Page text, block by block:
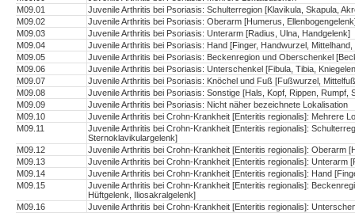
M09.01
Juvenile Arthritis bei Psoriasis: Schulterregion [Klavikula, Skapula,
M09.02
Juvenile Arthritis bei Psoriasis: Oberarm [Humerus,
M09.03
Juvenile Arthritis bei Psoriasis: Unterarm [Radius, Ulna, Handgelenk]
M09.04
Juvenile Arthritis bei Psoriasis: Hand [Finger, Handwurzel,
M09.05
Juvenile Arthritis bei Psoriasis: Beckenregion und Oberschenkel
M09.06
Juvenile Arthritis bei Psoriasis: Unterschenkel [Fibula, Tibia,
M09.07
Juvenile Arthritis bei Psoriasis: Knöchel und Fuß [Fußwurzel,
M09.08
Juvenile Arthritis bei Psoriasis: Sonstige [Hals, Kopf, Rippen, Rumpf,
M09.09
Juvenile Arthritis bei Psoriasis: Nicht näher bezeichnete Lokalisation
M09.10
Juvenile Arthritis bei Crohn-Krankheit [Enteritis regionalis]: Mehrere
M09.11
Juvenile Arthritis bei Crohn-Krankheit [Enteritis regionalis]:
Sternoklavikulargelenk]
M09.12
Juvenile Arthritis bei Crohn-Krankheit [Enteritis regionalis]: Oberarm
M09.13
Juvenile Arthritis bei Crohn-Krankheit [Enteritis regionalis]: Unterarm
M09.14
Juvenile Arthritis bei Crohn-Krankheit [Enteritis regionalis]: Hand
M09.15
Juvenile Arthritis bei Crohn-Krankheit [Enteritis regionalis]:
Hüftgelenk, Iliosakralgelenk]
M09.16
Juvenile Arthritis bei Crohn-Krankheit [Enteritis regionalis]: